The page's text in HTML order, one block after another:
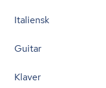
Italiensk
Guitar
Klaver